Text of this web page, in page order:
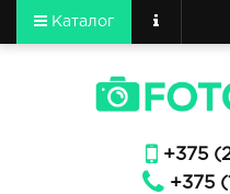
Каталог
+375
+375